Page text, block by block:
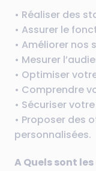
• Réaliser des
• Assurer le
• Améliorer nos
• Mesurer
• Optimiser
• Comprendre
• Sécuriser
• Proposer des
personnalisées.
A Quels sont